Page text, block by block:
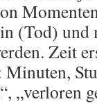
(Tod) und
Zeit
„verloren